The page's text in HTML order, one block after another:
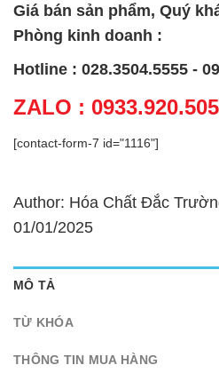
Giá bán sản phẩm, Quý
Phòng kinh doanh :
Hotline : 028.3504.5555 -
ZALO : 0933.920.505
[contact-form-7 id="1116"]
Author: Hóa Chất Đắc
01/01/2025
MÔ TẢ
TỪ KHÓA
THÔNG TIN MUA HÀNG